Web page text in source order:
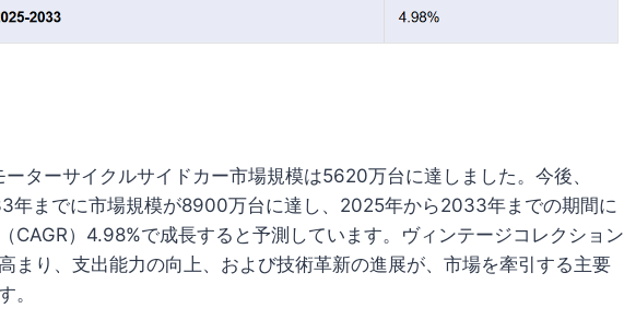
ターサイクルサイドカー市場規模は5620万台に達しました。今後、
年までに市場規模が8900万台に達し、2025年から2033年までの期間に
CAGR）4.98%で成長すると予測しています。ヴィンテージコレクション
まり、支出能力の向上、および技術革新の進展が、市場を牽引する主要
。